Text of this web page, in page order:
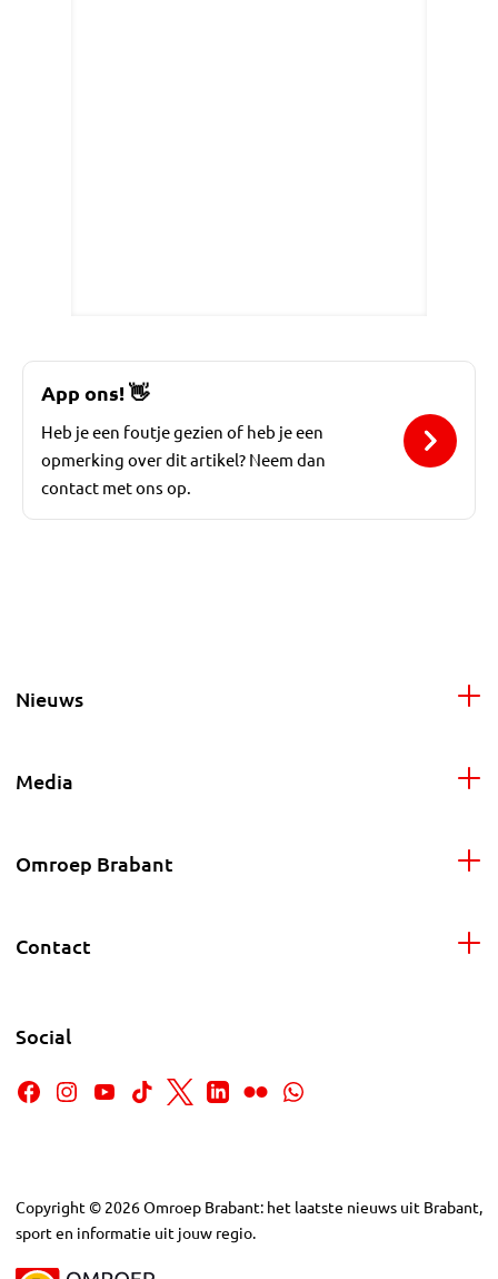
App ons!👋
Heb je een foutje gezien of heb je een
opmerking over dit artikel? Neem dan
contact met ons op.
Nieuws
Media
Omroep Brabant
Contact
Social
Copyright © 2026Omroep Brabant: het laatste nieuws uit Brabant,
sport en informatie uit jouw regio.